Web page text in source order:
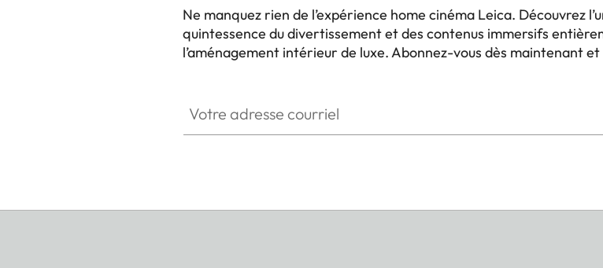
Ne manquez rien de l’expérience home cinéma Leica. Découvrez
quintessence du divertissement et des contenus immersifs
l’aménagement intérieur de luxe. Abonnez-vous dès maintenant